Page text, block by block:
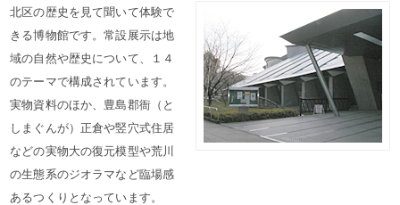
北区の歴史を見て聞いて体験で
きる博物館です。常設展示は地
域の自然や歴史について、１４
のテーマで構成されています。
実物資料のほか、豊島郡衙（と
しまぐんが）正倉や竪穴式住居
などの実物大の復元模型や荒川
の生態系のジオラマなど臨場感
あるつくりとなっています。